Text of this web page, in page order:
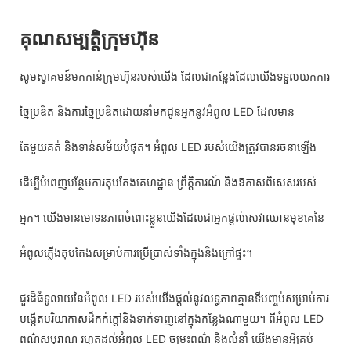
គុណសម្បត្តិក្រុមហ៊ុន
សូមស្វាគមន៍មកកាន់ក្រុមហ៊ុនរបស់យើង ដែលជាកន្លែងដែលយើងទទួលយកការ
ច្នៃប្រឌិត និងការច្នៃប្រឌិតដោយនាំមកជូនអ្នកនូវអំពូល LED ដែលមាន
តែមួយគត់ និងទាន់សម័យបំផុត។ អំពូល LED របស់យើងត្រូវបានរចនាឡើង
ដើម្បីបំពេញបន្ថែមការតុបតែងគេហដ្ឋាន ព្រឹត្តិការណ៍ និងឱកាសពិសេសរបស់
អ្នក។ យើង​មាន​មោទនភាព​ចំពោះ​ខ្លួន​យើង​ដែល​ជា​អ្នក​ផ្តល់​សេវា​ឈាន​មុខ​គេ​នៃ​
អំពូល​ភ្លើង​តុបតែង​សម្រាប់​ការ​ប្រើ​ប្រាស់​ទាំង​ក្នុង​និង​ក្រៅ​ផ្ទះ។
ជួរដ៏ធំទូលាយនៃអំពូល LED របស់យើងផ្តល់នូវលទ្ធភាពគ្មានទីបញ្ចប់សម្រាប់ការ
បង្កើតបរិយាកាសដ៏កក់ក្តៅនិងទាក់ទាញនៅក្នុងកន្លែងណាមួយ។ ពីអំពូល LED
ពណ៌សបុរាណ រហូតដល់អំពូល LED ចម្រុះពណ៌ និងលំនាំ យើងមានអ្វីគ្រប់